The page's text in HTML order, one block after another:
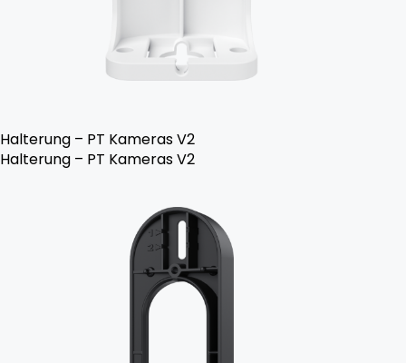
Halterung – PT Kameras V2
Halterung – PT Kameras V2